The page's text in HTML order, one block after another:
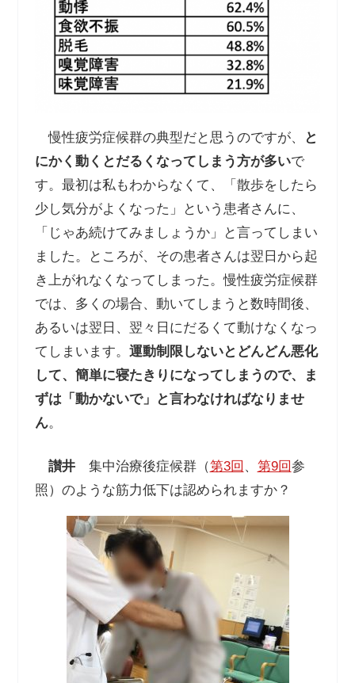
慢性疲労症候群の典型だと思うのですが、
と
にかく動くとだるくなってしまう方が多いで
す。最初は私もわからなくて、「散歩をしたら
少し気分がよくなった」という患者さんに、
「じゃあ続けてみましょうか」と言ってしまい
ました。ところが、その患者さんは翌日から起
き上がれなくなってしまった。慢性疲労症候群
では、多くの場合、動いてしまうと数時間後、
あるいは翌日、翌々日にだるくて動けなくなっ
てしまいます。 運動制限しないとどんどん悪化
して、簡単に寝たきりになってしまうので、ま
ずは「動かないで」と言わなければなりませ
ん。
讃井集中治療後症候群（第3回 、 第9回参
照）のような筋力低下は認められますか？